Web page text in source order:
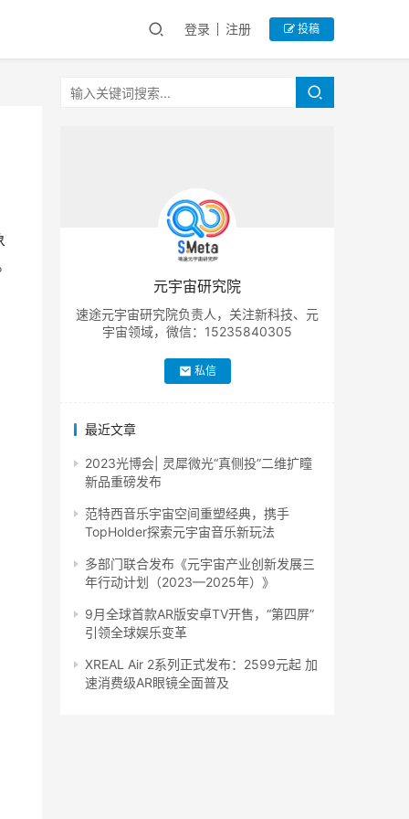
登录 注册 投稿
元宇宙研究院
速途元宇宙研究院负责人，关注新科技、元
宇宙领域，微信：15235840305
私信
最近文章
2023光博会| 灵犀微光“真侧投”二维扩瞳
新品重磅发布
范特西音乐宇宙空间重塑经典，携手
TopHolder探索元宇宙音乐新玩法
多部门联合发布《元宇宙产业创新发展三
年行动计划（2023—2025年）》
9月全球首款AR版安卓TV开售，“第四屏”
引领全球娱乐变革
XREAL Air 2系列正式发布：2599元起 加
速消费级AR眼镜全面普及